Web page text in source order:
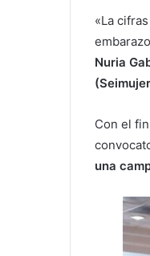
«La
Nuria
Con el
una